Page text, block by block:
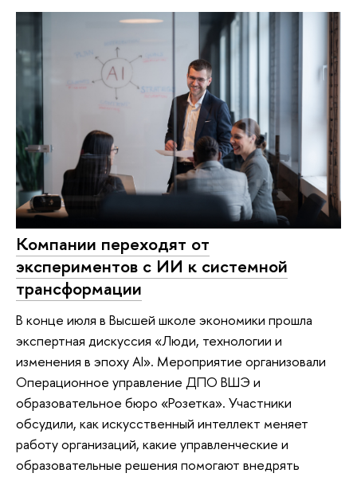
Компании переходят от
экспериментов с ИИ к системной
трансформации
В конце июля в Высшей школе экономики прошла
экспертная дискуссия «Люди, технологии и
изменения в эпоху AI». Мероприятие организовали
Операционное управление ДПО ВШЭ и
образовательное бюро «Розетка». Участники
обсудили, как искусственный интеллект меняет
работу организаций, какие управленческие и
образовательные решения помогают внедрять